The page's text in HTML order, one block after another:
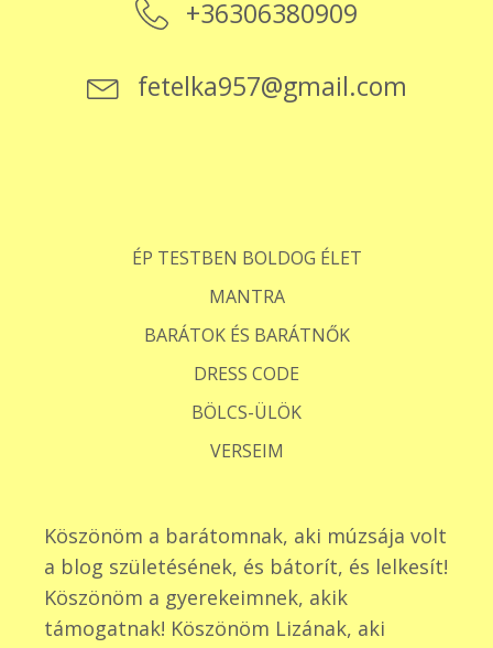
+36306380909
fetelka957@gmail.com
ÉP TESTBEN BOLDOG ÉLET
MANTRA
BARÁTOK ÉS BARÁTNŐK
DRESS CODE
BÖLCS-ÜLÖK
VERSEIM
Köszönöm a barátomnak, aki múzsája volt
a blog születésének, és bátorít, és lelkesít!
Köszönöm a gyerekeimnek, akik
támogatnak! Köszönöm Lizának, aki